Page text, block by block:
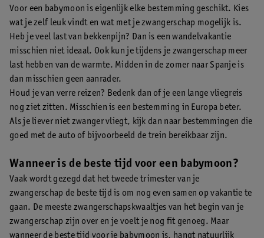
Voor een babymoon is eigenlijk elke bestemming geschikt. Kies
wat je zelf leuk vindt en wat met je zwangerschap mogelijk is.
Heb je veel last van bekkenpijn? Dan is een wandelvakantie
misschien niet ideaal. Ook kun je tijdens je zwangerschap meer
last hebben van de warmte. Midden in de zomer naar Spanje is
dan misschien geen aanrader.
Houd je van verre reizen? Bedenk dan of je een lange vliegreis
nog ziet zitten. Misschien is een bestemming in Europa beter.
Als je liever niet zwanger vliegt, kijk dan naar bestemmingen die
goed met de auto of bijvoorbeeld de trein bereikbaar zijn.
Wanneer is de beste tijd voor een babymoon?
Vaak wordt gezegd dat het tweede trimester van je
zwangerschap de beste tijd is om nog even samen op vakantie te
gaan. De meeste zwangerschapskwaaltjes van het begin van je
zwangerschap zijn over en je voelt je nog fit genoeg. Maar
wanneer de beste tijd voor je babymoon is, hangt natuurlijk